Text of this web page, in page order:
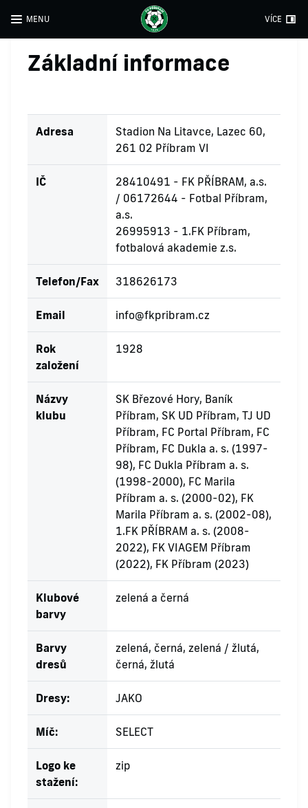
MENU VÍCE
Základní informace
Adresa
Stadion Na Litavce, Lazec 60,
261 02 Příbram VI
IČ
28410491 - FK PŘÍBRAM, a.s.
/ 06172644 - Fotbal Příbram,
a.s.
26995913 - 1.FK Příbram,
fotbalová akademie z.s.
Telefon/Fax 318626173
Email info@fkpribram.cz
Rok
založení
1928
Názvy
klubu
SK Březové Hory, Baník
Příbram, SK UD Příbram, TJ UD
Příbram, FC Portal Příbram, FC
Příbram, FC Dukla a. s. (1997-
98), FC Dukla Příbram a. s.
(1998-2000), FC Marila
Příbram a. s. (2000-02), FK
Marila Příbram a. s. (2002-08),
1.FK PŘÍBRAM a. s. (2008-
2022), FK VIAGEM Příbram
(2022), FK Příbram (2023)
Klubové
barvy
zelená a černá
Barvy
dresů
zelená, černá, zelená / žlutá,
černá, žlutá
Dresy: JAKO
Míč: SELECT
Logo ke
stažení:
zip